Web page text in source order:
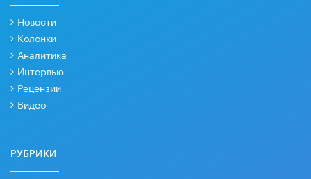
Новости
Колонки
Аналитика
Интервью
Рецензии
Видео
РУБРИКИ